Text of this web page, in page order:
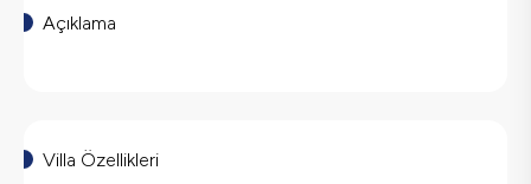
Açıklama
Villa Özellikleri